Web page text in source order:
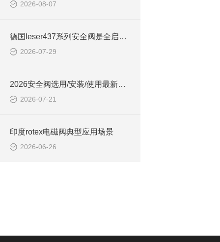
2026-08-07
德国leser437系列安全阀是全启式还是微启式
2026-07-29
2026安全阀选用/安装/使用最新管理要求（部分）
2026-07-21
印度rotex电磁阀典型应用场景
2026-06-26